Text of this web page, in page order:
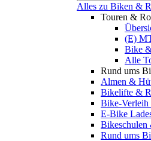
Alles zu Biken &
Touren &
(E)
Bike
Alle
Rund ums
Almen &
Bikelifte &
Bike-Verleih
E-Bike
Bikeschulen
Rund ums